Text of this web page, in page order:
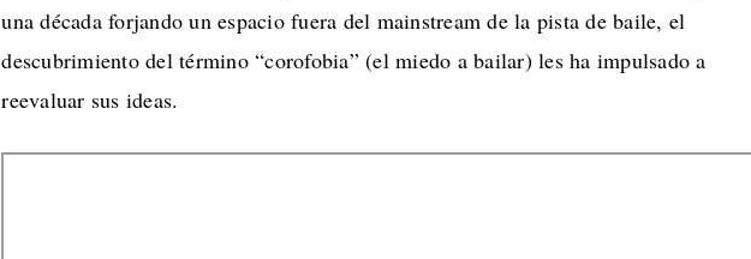
una década forjando un espacio fuera del mainstream de la pista de baile, el
descubrimiento del término “corofobia” (el miedo a bailar) les ha impulsado a
reevaluar sus ideas.